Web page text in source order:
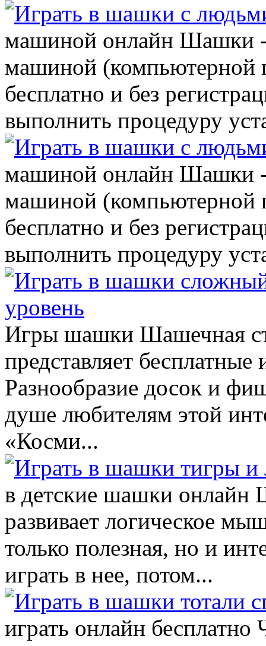
машиной онлайн Шашки -
машиной (компьютерной
бесплатно и без
выполнить процедуру
машиной онлайн Шашки -
машиной (компьютерной
бесплатно и без
выполнить процедуру
Игры шашки Шашечная
представляет
Разнообразие досок и
душе любителям этой
«Косми...
в детские шашки онлайн
развивает логическое
только полезная, но и
играть в нее, потом...
играть онлайн